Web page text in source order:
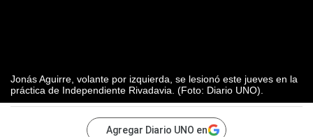
Jonás Aguirre, volante por izquierda, se lesionó este jueves en la
práctica de Independiente Rivadavia. (Foto: Diario UNO).
Agregar Diario UNO en